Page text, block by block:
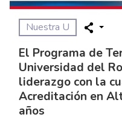
Nuestra U
El Programa de
Universidad del
liderazgo con la
Acreditación en
años